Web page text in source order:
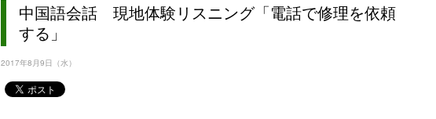
中国語会話 現地体験リスニング「電話で修理を依頼
する」
2017年8月9日（水）